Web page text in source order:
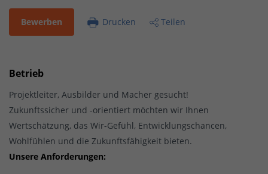
Bewerben Drucken Teilen
Betrieb
Projektleiter, Ausbilder und Macher gesucht!
Zukunftssicher und -orientiert möchten wir Ihnen
Wertschätzung, das Wir-Gefühl, Entwicklungschancen,
Wohlfühlen und die Zukunftsfähigkeit bieten.
Unsere Anforderungen: